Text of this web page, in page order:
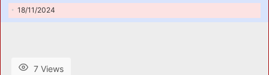
18/11/2024
7 Views